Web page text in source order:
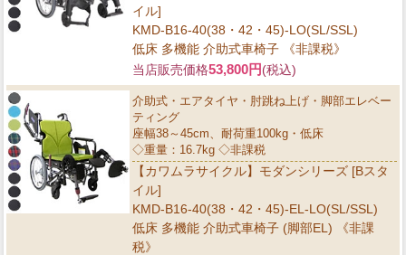
イル]
KMD-B16-40(38・42・45)-LO(SL/SSL)
低床 多機能 介助式車椅子 《非課税》
当店販売価格53,800円(税込)
介助式・エアタイヤ・肘跳ね上げ・脚部エレベー
ティング
座幅38～45cm、耐荷重100kg・低床
◇重量：16.7kg ◇非課税
【カワムラサイクル】モダンシリーズ [Bスタ
イル]
KMD-B16-40(38・42・45)-EL-LO(SL/SSL)
低床 多機能 介助式車椅子 (脚部EL) 《非課
税》